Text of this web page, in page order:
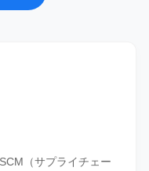
（サプライチェー